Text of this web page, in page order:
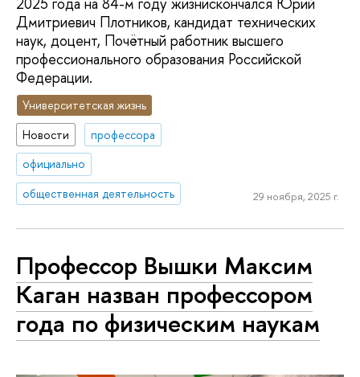
Дмитриевич Плотников, кандидат технических
наук, доцент, Почётный работник высшего
профессионального образования Российской
Федерации.
Университетская жизнь
Новости
профессора
официально
общественная деятельность
29 ноября, 2025 г.
Профессор Вышки Максим
Каган назван профессором
года по физическим наукам